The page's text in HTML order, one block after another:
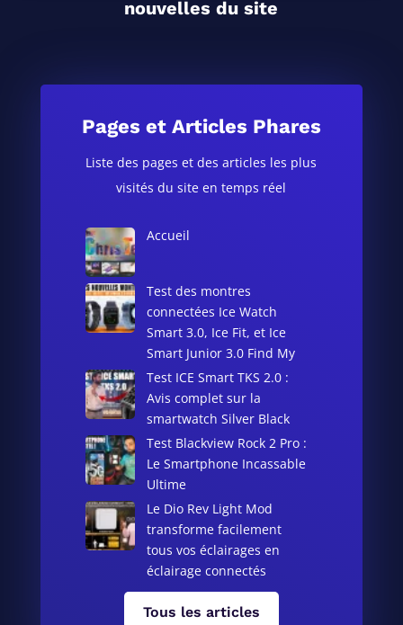
nouvelles du site
Pages et Articles Phares
Liste des pages et des articles les plus
visités du site en temps réel
Accueil
Test des montres
connectées Ice Watch
Smart 3.0, Ice Fit, et Ice
Smart Junior 3.0 Find My
Test ICE Smart TKS 2.0 :
Avis complet sur la
smartwatch Silver Black
Test Blackview Rock 2 Pro :
Le Smartphone Incassable
Ultime
Le Dio Rev Light Mod
transforme facilement
tous vos éclairages en
éclairage connectés
Tous les articles